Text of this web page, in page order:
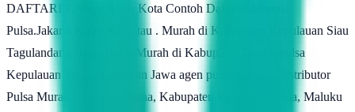
DAFTARIN.Nama Anda.Kota Contoh Daftarin.Morena
Pulsa.Jakarta Kirim Ke . atau . Murah di Kabupaten Kepulauan Siau
Tagulandang Biaro Pulsa Murah di Kabupaten Dealer pulsa
Kepulauan Sula, Kepulauan Jawa agen pulsa murah, .Distributor
Pulsa Murah Di Kota Sanana, Kabupaten Kepulauan Sula, Maluku